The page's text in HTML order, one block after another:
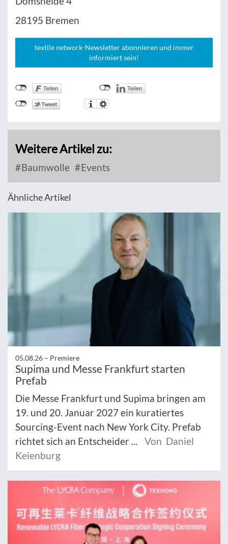
28195 Bremen
textile network-Newsletter abonnieren und immer
informiert sein!
Weitere Artikel zu:
Baumwolle Events
Ähnliche Artikel
05.08.26 – Premiere
Supima und Messe Frankfurt starten
Prefab
Die Messe Frankfurt und Supima bringen am
19. und 20. Januar 2027 ein kuratiertes
Sourcing-Event nach New York City. Prefab
richtet sich an Entscheider ...
Von Daniel
Keienburg